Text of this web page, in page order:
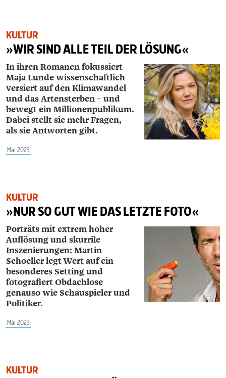
KULTUR
»WIR SIND ALLE TEIL DER LÖSUNG«
In ihren Romanen fokussiert
Maja Lunde wissen­schaftlich
versiert auf den Klimawandel
und das Artensterben – und
bewegt ein Millionenpublikum.
Dabei stellt sie mehr Fragen,
als sie Antworten gibt.
Mai 2023
KULTUR
»NUR SO GUT WIE DAS LETZTE FOTO«
Porträts mit extrem hoher
Auflösung und skurrile
Inszenierungen: Martin
Schoeller legt Wert auf ein
besonderes Setting und
fotografiert Obdachlose
genauso wie Schauspieler und
Politiker.
Mai 2023
KULTUR